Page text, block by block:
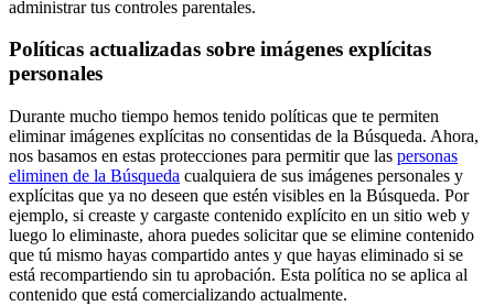
administrar tus controles parentales.
Políticas actualizadas sobre imágenes explícitas
personales
Durante mucho tiempo hemos tenido políticas que te permiten
eliminar imágenes explícitas no consentidas de la Búsqueda. Ahora,
nos basamos en estas protecciones para permitir que las personas
eliminen de la Búsqueda cualquiera de sus imágenes personales y
explícitas que ya no deseen que estén visibles en la Búsqueda. Por
ejemplo, si creaste y cargaste contenido explícito en un sitio web y
luego lo eliminaste, ahora puedes solicitar que se elimine contenido
que tú mismo hayas compartido antes y que hayas eliminado si se
está recompartiendo sin tu aprobación. Esta política no se aplica al
contenido que está comercializando actualmente.